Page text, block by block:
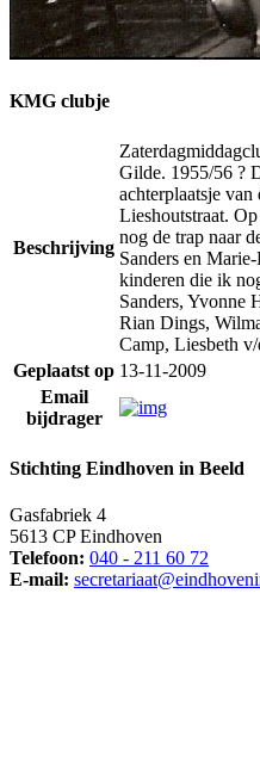
KMG clubje
Beschrijving
Gilde. 1955/56 ?
achterplaatsje van
Lieshoutstraat.
nog de trap naar
Sanders en
kinderen die ik
Sanders, Yvonne
Rian Dings,
Camp, Liesbeth
Geplaatst op 13-11-2009
Email
bijdrager
Stichting Eindhoven in Beeld
Gasfabriek 4
5613 CP Eindhoven
Telefoon: 040 - 211 60 72
E-mail: